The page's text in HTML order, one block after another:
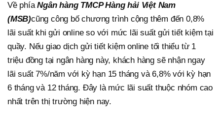
Về phíaNgân hàng TMCP Hàng hải Việt Nam
(MSB)cũng công bố chương trình cộng thêm đến 0,8%
lãi suất khi gửi online so với mức lãi suất gửi tiết kiệm tại
quầy. Nếu giao dịch gửi tiết kiệm online tối thiểu từ 1
triệu đồng tại ngân hàng này, khách hàng sẽ nhận ngay
lãi suất 7%/năm với kỳ hạn 15 tháng và 6,8% với kỳ hạn
6 tháng và 12 tháng. Đây là mức lãi suất thuộc nhóm cao
nhất trên thị trường hiện nay.